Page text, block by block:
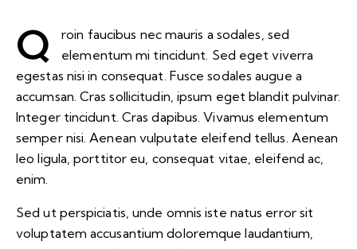
Q
roin faucibus nec mauris a sodales, sed
elementum mi tincidunt. Sed eget viverra
egestas nisi in consequat. Fusce sodales augue a
accumsan. Cras sollicitudin, ipsum eget blandit pulvinar.
Integer tincidunt. Cras dapibus. Vivamus elementum
semper nisi. Aenean vulputate eleifend tellus. Aenean
leo ligula, porttitor eu, consequat vitae, eleifend ac,
enim.
Sed ut perspiciatis, unde omnis iste natus error sit
voluptatem accusantium doloremque laudantium,